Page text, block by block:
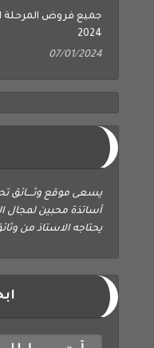
2024
07/01/2024
يسعى موقع
أساتذة محبين لمجال
يحتاجه الاستاذ من